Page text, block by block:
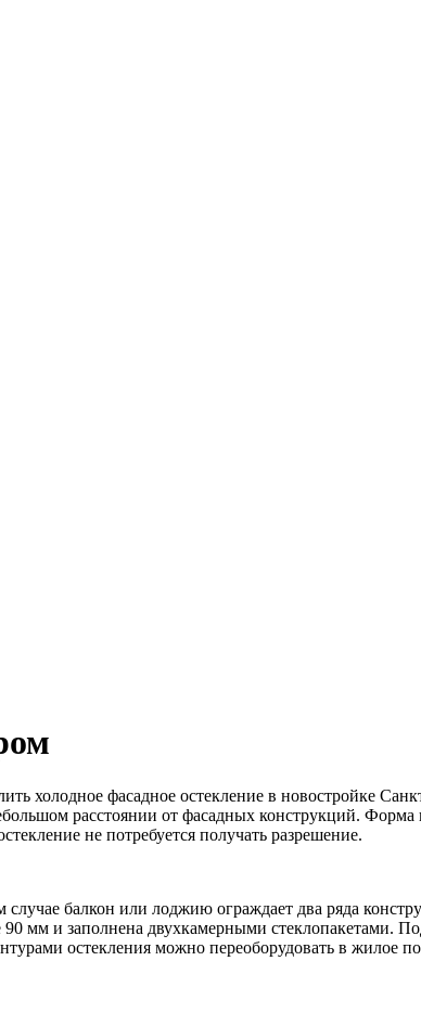
холодное фасадное остекление в новостройке
расстоянии от фасадных конструкций.
не потребуется получать разрешение.
балкон или лоджию ограждает два ряда
мм и заполнена двухкамерными стеклопакетами.
остекления можно переоборудовать в жилое